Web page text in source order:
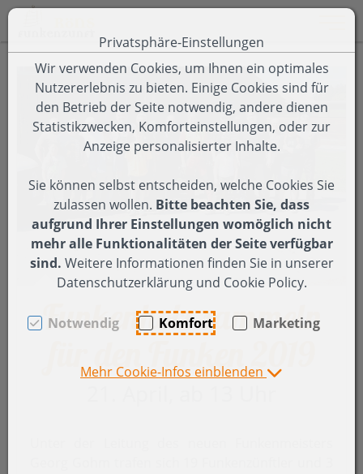
Zum Inhalt springen [AK + 0]
Zum Hauptmenü springen [AK + 1]
Zum Footer-Menü unten (angedockt an Browserrand)
Zum Menü "Einstellungen Barrierefreiheit" springen [AK +
Funkenholz sammeln
für den Funken 2019
Privatsphäre-Einstellungen
Wir verwenden Cookies, um Ihnen ein optimales
Nutzererlebnis zu bieten. Einige Cookies sind für
den Betrieb der Seite notwendig, andere dienen
Statistikzwecken, Komforteinstellungen, oder zur
Anzeige personalisierter Inhalte.
Sie können selbst entscheiden, welche Cookies Sie
zulassen wollen. Bitte beachten Sie, dass
aufgrund Ihrer Einstellungen womöglich nicht
mehr alle Funktionalitäten der Seite verfügbar
sind. Weitere Informationen finden Sie in unserer
Datenschutzerklärung und Cookie Policy.
Notwendig Komfort Marketing
Mehr Cookie-Infos einblenden